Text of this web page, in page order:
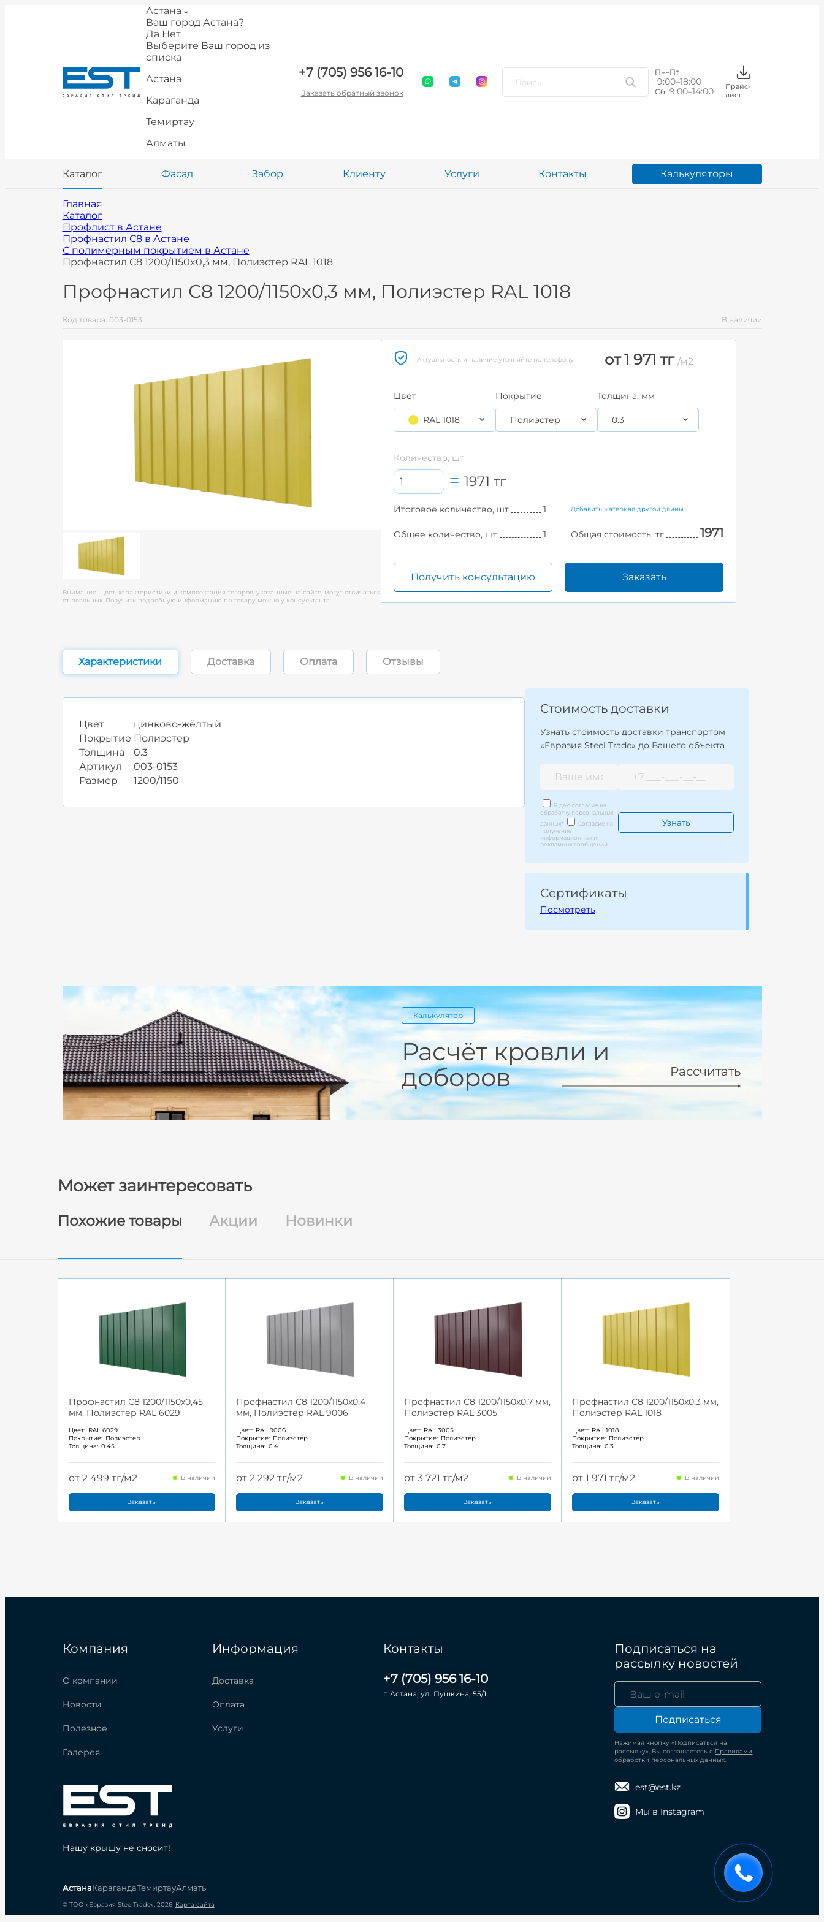
Астана
Ваш город Астана?
Да Нет
Выберите Ваш город из
списка
Астана
Караганда
Темиртау
Алматы
+7 (705) 956 16-10
Заказать обратный звонок
Пн–Пт
9:00–18:00
Сб 9:00–14:00
Прайс-
лист
Каталог Фасад Забор Клиенту Услуги Контакты Калькуляторы
Главная
Каталог
Профлист в Астане
Профнастил С8 в Астане
С полимерным покрытием в Астане
Профнастил С8 1200/1150x0,3 мм, Полиэстер RAL 1018
Профнастил С8 1200/1150x0,3 мм, Полиэстер RAL 1018
Код товара: 003-0153 В наличии
Внимание! Цвет, характеристики и комплектация товаров, указанные на сайте, могут отличаться
от реальных. Получить подробную информацию по товару можно у консультанта.
Актуальность и наличие уточняйте по телефону от 1 971 тг /м2
Цвет
RAL 1018
Покрытие
Полиэстер
Толщина, мм
0.3
Количество, шт
1971 тг
Итоговое количество, шт 1 Добавить материал другой длины
Общее количество, шт 1 Общая стоимость, тг 1971
Получить консультацию Заказать
Характеристики Доставка Оплата Отзывы
Цвет
цинково-жёлтый
Покрытие Полиэстер
Толщина
0.3
Артикул
003-0153
Размер
1200/1150
Стоимость доставки
Узнать стоимость доставки транспортом
«Евразия Steel Trade» до Вашего объекта
Я даю согласие на
обработку персональных
данных*
Согласие на
получение
информационных и
рекламных сообщений
Сертификаты
Посмотреть
Калькулятор
Расчёт кровли и
доборов
Рассчитать
Может заинтересовать
Похожие товары Акции Новинки
Профнастил С8 1200/1150x0,45
мм, Полиэстер RAL 6029
Цвет: RAL 6029
Покрытие: Полиэстер
Толщина: 0.45
от 2 499 тг/м2 В наличии
Заказать
Профнастил С8 1200/1150x0,4
мм, Полиэстер RAL 9006
Цвет: RAL 9006
Покрытие: Полиэстер
Толщина: 0.4
от 2 292 тг/м2 В наличии
Заказать
Профнастил С8 1200/1150x0,7 мм,
Полиэстер RAL 3005
Цвет: RAL 3005
Покрытие: Полиэстер
Толщина: 0.7
от 3 721 тг/м2 В наличии
Заказать
Профнастил С8 1200/1150x0,3 мм,
Полиэстер RAL 1018
Цвет: RAL 1018
Покрытие: Полиэстер
Толщина: 0.3
от 1 971 тг/м2 В наличии
Заказать
Компания
О компании
Новости
Полезное
Галерея
Информация
Доставка
Оплата
Услуги
Контакты
+7 (705) 956 16-10
г. Астана, ул. Пушкина, 55/1
Подписаться на
рассылку новостей
Подписаться
Нажимая кнопку «Подписаться на
рассылку», Вы соглашаетесь с Правилами
обработки персональных данных.
est@est.kz
Мы в Instagram
Нашу крышу не сносит!
АстанаКарагандаТемиртауАлматы
© ТОО «Евразия SteelTrade», 2026 Карта сайта